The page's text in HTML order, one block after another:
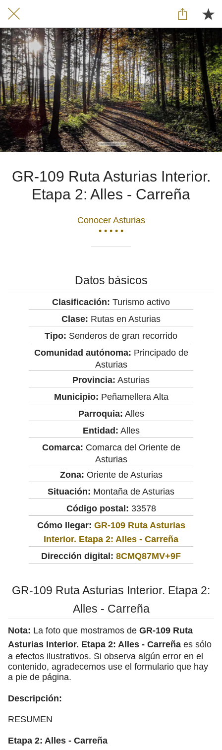
GR-109 Ruta Asturias Interior.
Etapa 2: Alles - Carreña
Conocer Asturias
• • • • •
Datos básicos
Clasificación: Turismo activo
Clase: Rutas en Asturias
Tipo: Senderos de gran recorrido
Comunidad autónoma: Principado de
Asturias
Provincia: Asturias
Municipio: Peñamellera Alta
Parroquia: Alles
Entidad: Alles
Comarca: Comarca del Oriente de
Asturias
Zona: Oriente de Asturias
Situación: Montaña de Asturias
Código postal: 33578
Cómo llegar: GR-109 Ruta Asturias
Interior. Etapa 2: Alles - Carreña
Dirección digital: 8CMQ87MV+9F
GR-109 Ruta Asturias Interior. Etapa 2:
Alles - Carreña
Nota: La foto que mostramos de GR-109 Ruta
Asturias Interior. Etapa 2: Alles - Carreña es sólo
a efectos ilustrativos. Si observa algún error en el
contenido, agradecemos use el formulario que hay
a pie de página.
Descripción:
RESUMEN
Etapa 2: Alles - Carreña